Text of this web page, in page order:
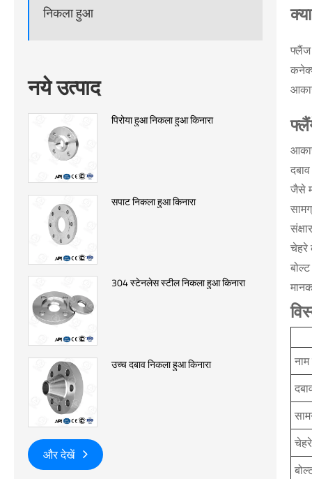
निकला हुआ
नये उत्पाद
पिरोया हुआ निकला हुआ किनारा
सपाट निकला हुआ किनारा
304 स्टेनलेस स्टील निकला हुआ किनारा
उच्च दबाव निकला हुआ किनारा
और देखें
फ्लैंज
जैसे
चेहरे